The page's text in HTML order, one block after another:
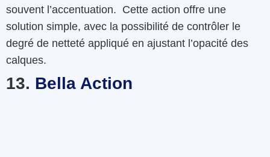
souvent l’accentuation. Cette action offre une
solution simple, avec la possibilité de contrôler le
degré de netteté appliqué en ajustant l’opacité des
calques.
13. Bella Action